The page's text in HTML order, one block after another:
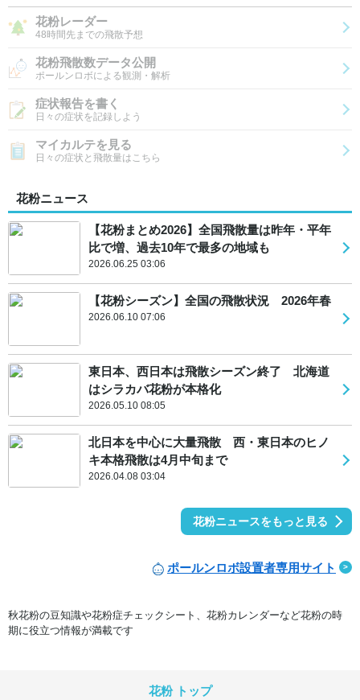
花粉レーダー
48時間先までの飛散予想
花粉飛散数データ公開
ポールンロボによる観測・解析
症状報告を書く
日々の症状を記録しよう
マイカルテを見る
日々の症状と飛散量はこちら
花粉ニュース
【花粉まとめ2026】全国飛散量は昨年・平年
比で増、過去10年で最多の地域も
2026.06.25 03:06
【花粉シーズン】全国の飛散状況 2026年春
2026.06.10 07:06
東日本、西日本は飛散シーズン終了 北海道
はシラカバ花粉が本格化
2026.05.10 08:05
北日本を中心に大量飛散 西・東日本のヒノ
キ本格飛散は4月中旬まで
2026.04.08 03:04
花粉ニュースをもっと見る
ポールンロボ設置者専用サイト
秋花粉の豆知識や花粉症チェックシート、花粉カレンダーなど花粉の時
期に役立つ情報が満載です
花粉 トップ